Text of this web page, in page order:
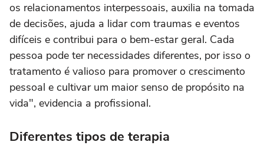
os relacionamentos interpessoais, auxilia na tomada
de decisões, ajuda a lidar com traumas e eventos
difíceis e contribui para o bem-estar geral. Cada
pessoa pode ter necessidades diferentes, por isso o
tratamento é valioso para promover o crescimento
pessoal e cultivar um maior senso de propósito na
vida", evidencia a profissional.
Diferentes tipos de terapia